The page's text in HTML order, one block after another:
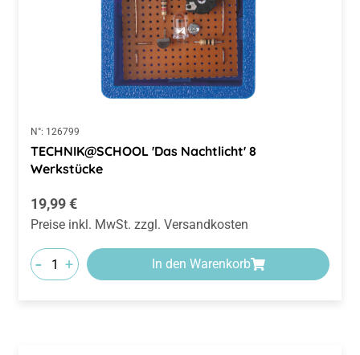
N°: 126799
TECHNIK@SCHOOL 'Das Nachtlicht' 8
Werkstücke
Regulärer Preis:
19,99 €
Preise inkl. MwSt. zzgl. Versandkosten
- + In den Warenkorb